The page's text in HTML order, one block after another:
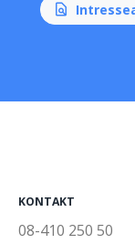
KONTAKT
08-410 250 50